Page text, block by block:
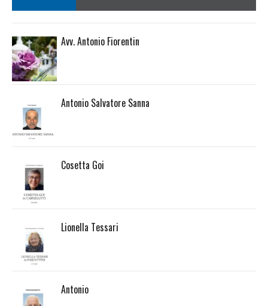
Avv. Antonio Fiorentin
Antonio Salvatore Sanna
Cosetta Goi
Lionella Tessari
Antonio